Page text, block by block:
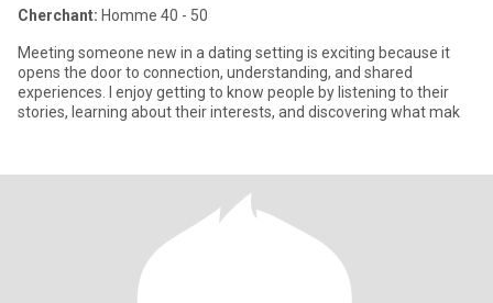
Cherchant: Homme 40 - 50
Meeting someone new in a dating setting is exciting because it
opens the door to connection, understanding, and shared
experiences. I enjoy getting to know people by listening to their
stories, learning about their interests, and discovering what mak